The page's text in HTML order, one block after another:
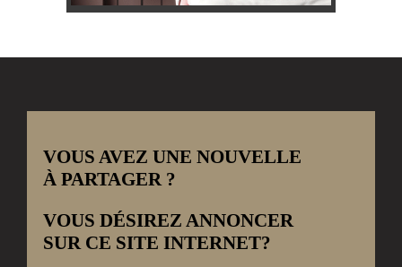
VOUS AVEZ UNE NOUVELLE
À PARTAGER ?
VOUS DÉSIREZ ANNONCER
SUR CE SITE INTERNET?